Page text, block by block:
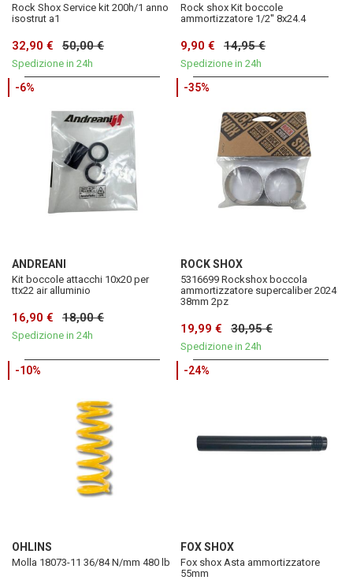
Rock Shox Service kit 200h/1 anno
isostrut a1
32,90 € 50,00 €
Spedizione in 24h
Rock shox Kit boccole
ammortizzatore 1/2'' 8x24.4
9,90 € 14,95 €
Spedizione in 24h
-6%
ANDREANI
Kit boccole attacchi 10x20 per
ttx22 air alluminio
16,90 € 18,00 €
Spedizione in 24h
-35%
ROCK SHOX
5316699 Rockshox boccola
ammortizzatore supercaliber 2024
38mm 2pz
19,99 € 30,95 €
Spedizione in 24h
-10%
OHLINS
Molla 18073-11 36/84 N/mm 480 lb
-24%
FOX SHOX
Fox shox Asta ammortizzatore
55mm